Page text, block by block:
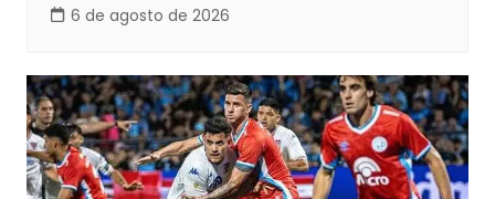
6 de agosto de 2026